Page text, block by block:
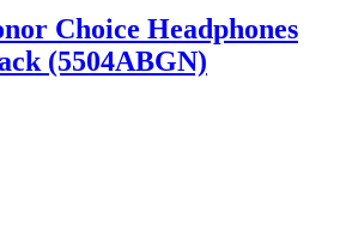
Choice Headphones
(5504ABGN)